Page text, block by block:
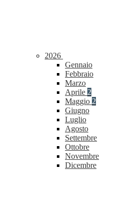
2026
Gennaio
Febbraio
Marzo
Aprile 2
Maggio 2
Giugno
Luglio
Agosto
Settembre
Ottobre
Novembre
Dicembre